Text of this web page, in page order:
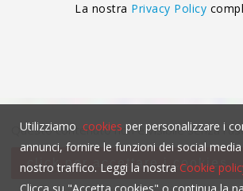
La nostra Privacy Policy
Questo contenuto non è visibile senza
click per accettare i cookies
Utilizziamo cookies per personalizzare i
annunci, fornire le funzioni dei social
nostro traffico. Leggi la nostra Cookie